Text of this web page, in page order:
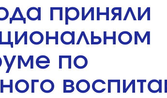
приняли
по